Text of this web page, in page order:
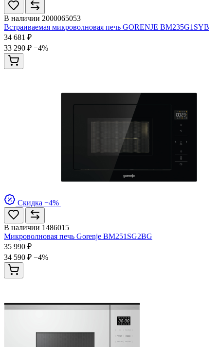
В наличии 2000065053
Встраиваемая микроволновая печь GORENJE BM235G1SYB
34 681 ₽
33 290 ₽ −4%
Скидка −4%
В наличии 1486015
Микроволновая печь Gorenje BM251SG2BG
35 990 ₽
34 590 ₽ −4%